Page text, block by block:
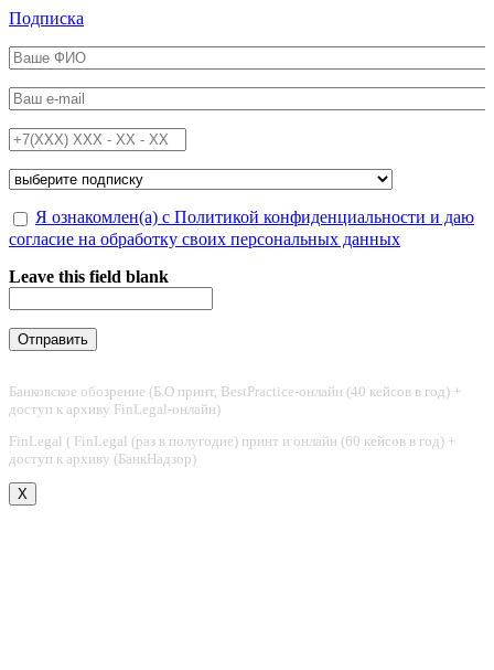
Перейти к основному содержанию
Подписка
ФИО*
Email*
Телефон*
Подписка на*
Обработка персональных данных*
Я ознакомлен(а) с Политикой конфиденциальности и даю
согласие на обработку своих персональных данных
Leave this field blank
Банковское обозрение (Б.О принт, BestPractice-онлайн (40 кейсов в год) +
доступ к архиву FinLegal-онлайн)
FinLegal ( FinLegal (раз в полугодие) принт и онлайн (60 кейсов в год) +
доступ к архиву (БанкНадзор)
X